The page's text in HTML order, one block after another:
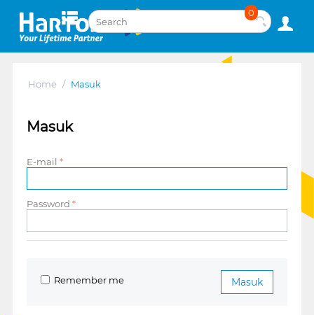
0
Home / Masuk
Masuk
E-mail
Password
Masuk
Remember me